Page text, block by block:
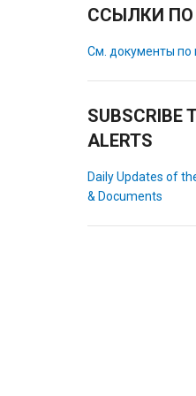
ССЫЛКИ ПО
См. документы по
SUBSCRIBE
ALERTS
Daily Updates of
& Documents